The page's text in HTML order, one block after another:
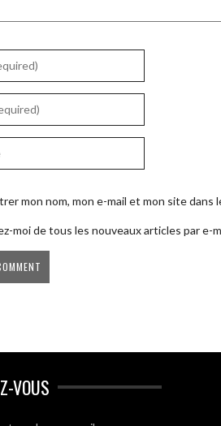
mon nom, mon e-mail et mon site
moi de tous les nouveaux articles par e-
VOUS